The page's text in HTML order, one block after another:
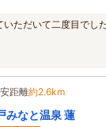
いただいて二度目でし
距離約2.6km
みなと温泉 蓮